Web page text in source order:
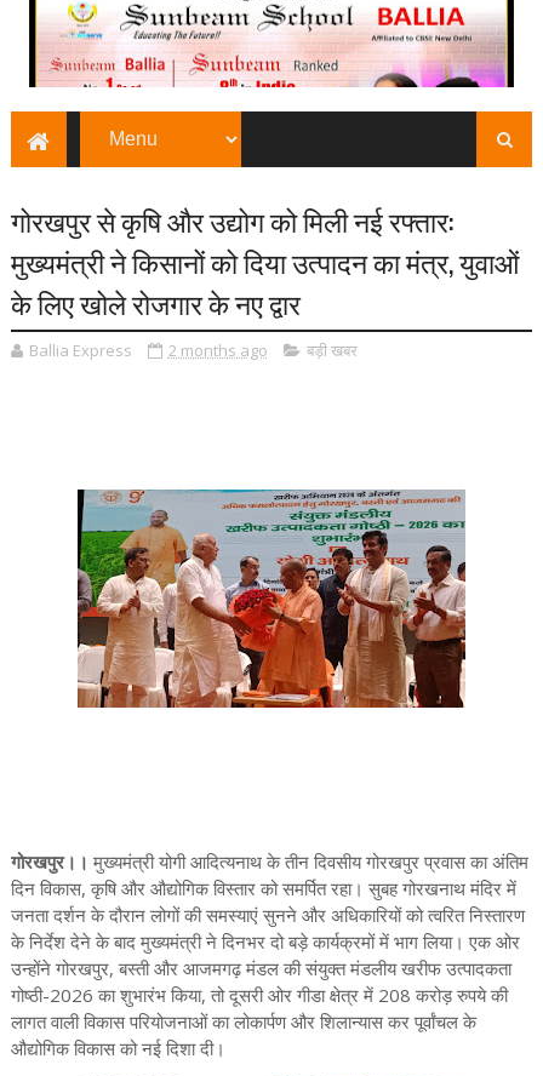
गोरखपुर से कृषि और उद्योग को मिली नई रफ्तार:
मुख्यमंत्री ने किसानों को दिया उत्पादन का मंत्र, युवाओं
के लिए खोले रोजगार के नए द्वार
Ballia Express 2 months ago बड़ी खबर
गोरखपुर।। मुख्यमंत्री योगी आदित्यनाथ के तीन दिवसीय गोरखपुर प्रवास का अंतिम
दिन विकास, कृषि और औद्योगिक विस्तार को समर्पित रहा। सुबह गोरखनाथ मंदिर में
जनता दर्शन के दौरान लोगों की समस्याएं सुनने और अधिकारियों को त्वरित निस्तारण
के निर्देश देने के बाद मुख्यमंत्री ने दिनभर दो बड़े कार्यक्रमों में भाग लिया। एक ओर
उन्होंने गोरखपुर, बस्ती और आजमगढ़ मंडल की संयुक्त मंडलीय खरीफ उत्पादकता
गोष्ठी-2026 का शुभारंभ किया, तो दूसरी ओर गीडा क्षेत्र में 208 करोड़ रुपये की
लागत वाली विकास परियोजनाओं का लोकार्पण और शिलान्यास कर पूर्वांचल के
औद्योगिक विकास को नई दिशा दी।